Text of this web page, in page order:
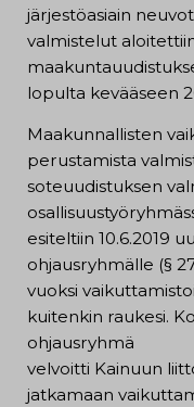
järjestöasiain
valmistelut
lopulta kevääseen
Maakunnallisten
perustamista
soteuudistuksen
esiteltiin 10.6.2019
ohjausryhmälle (§
vuoksi
kuitenkin raukesi.
ohjausryhmä
velvoitti Kainuun
jatkamaan